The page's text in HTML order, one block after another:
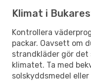
Klimat i
Kontrollera
packar. Oavsett om
strandkläder gör
klimatet. Ta med
solskyddsmedel